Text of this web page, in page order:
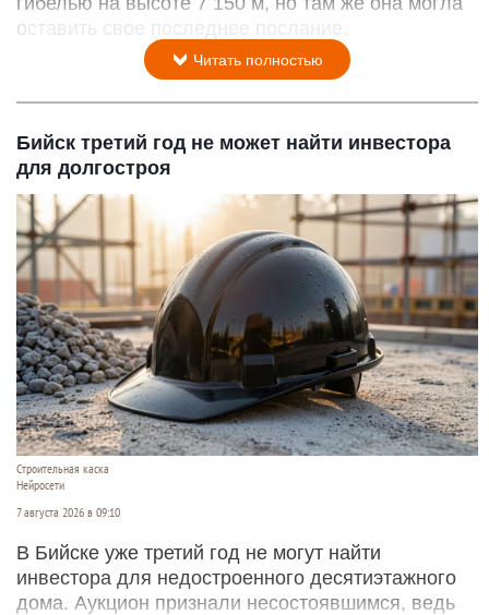
оставить свое последнее послание.
Читать полностью
Бийск третий год не может найти инвестора
для долгостроя
Строительная каска
Нейросети
7 августа 2026 в 09:10
В Бийске уже третий год не могут найти
инвестора для недостроенного десятиэтажного
дома. Аукцион признали несостоявшимся, ведь